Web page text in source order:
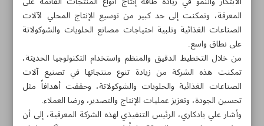
المعرفة، وتمكنت إلى حد كبير من توسيع الإنتاج المحلي لآلات
الصناعات الغذائية وتلبية احتياجات مصانع الحلويات والشوكولاتة
على نطاق واسع.
من خلال التخطيط الدقيق والمنظم واستخدام التكنولوجيا الحديثة،
تمكنت هذه الشركة من زيادة تنوع منتجاتها في تصنيع آلات
الصناعات الغذائية والحلويات والشوكولاتة، وحققت أهدافاً مثل
تحسين الجودة، وتعزيز عمليات الإنتاج والتصدير، ورضا العملاء.
وأشار علي يادكاري، الرئيس التنفيذي لهذه الشركة المعرفية، إلى أن